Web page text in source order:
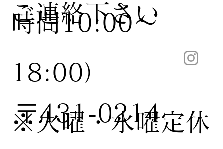
ご連絡下さい
時間10:00〜
18:00）
※火曜・水曜定休
〒431-0214